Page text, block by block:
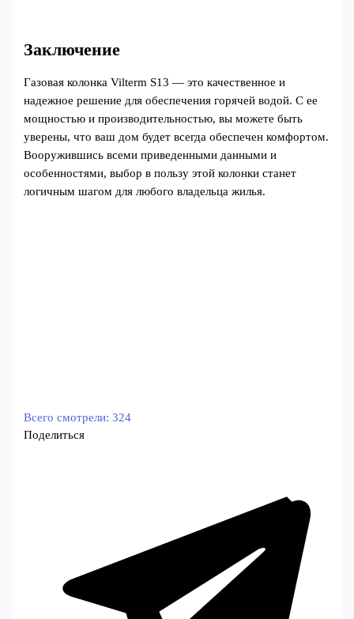
Заключение
Газовая колонка Vilterm S13 — это качественное и
надежное решение для обеспечения горячей водой. С ее
мощностью и производительностью, вы можете быть
уверены, что ваш дом будет всегда обеспечен комфортом.
Вооружившись всеми приведенными данными и
особенностями, выбор в пользу этой колонки станет
логичным шагом для любого владельца жилья.
Всего смотрели: 324
Поделиться